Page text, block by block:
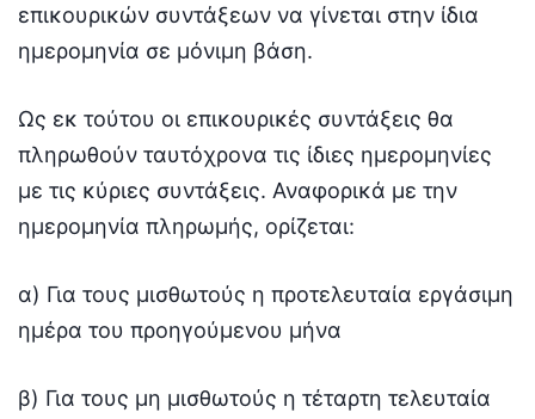
επικουρικών συντάξεων να γίνεται στην ίδια
ημερομηνία σε μόνιμη βάση.
Ως εκ τούτου οι επικουρικές συντάξεις θα
πληρωθούν ταυτόχρονα τις ίδιες ημερομηνίες
με τις κύριες συντάξεις. Αναφορικά με την
ημερομηνία πληρωμής, ορίζεται:
α) Για τους μισθωτούς η προτελευταία εργάσιμη
ημέρα του προηγούμενου μήνα
β) Για τους μη μισθωτούς η τέταρτη τελευταία